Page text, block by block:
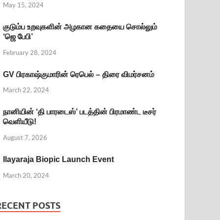
May 15, 2024
குடும்ப உறவுகளின் அழகான கதையை சொல்லும்
‘ஜெ பேபி’
February 28, 2024
GV பிரகாஷ்குமாரின் ரெபெல் – திரை விமர்சனம்
March 22, 2024
நானியின் ‘தி பாரடைஸ்’ படத்தின் பிரமாண்ட டீசர்
வெளியீடு!
August 7, 2026
Ilayaraja Biopic Launch Event
March 20, 2024
POSTS